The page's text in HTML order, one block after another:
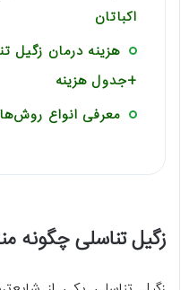
اکباتان
+جدول هزینه
معرفی انواع
زگیل تناسلی چگونه